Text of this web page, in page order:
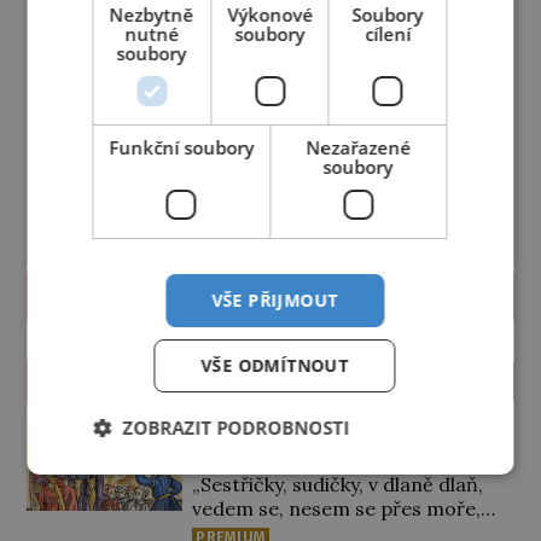
PROLISTOVAT
ZAJÍMAVOSTI
Hon na čarodějnice: Lovcům
„Sestřičky, sudičky, v dlaně dlaň,
vedem se, nesem se přes moře,
pláň, kouzlo teď točme kol a kol.“
PREMIUM
Nezbytně
nutné
soubory
Výkonové
soubory
Soubory
cílení
Funkční soubory
Nezařazené
soubory
VŠE PŘIJMOUT
VŠE ODMÍTNOUT
ZOBRAZIT PODROBNOSTI